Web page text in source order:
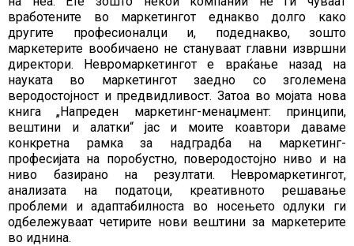
вработените во маркетингот еднакво долго како
другите професионалци и, подеднакво, зошто
маркетерите вообичаено не стануваат главни извршни
директори. Невромаркетингот е враќање назад на
науката во маркетингот заедно со зголемена
веродостојност и предвидливост. Затоа во мојата нова
книга „Напреден маркетинг-менаџмент: принципи,
вештини и алатки“ јас и моите коавтори даваме
конкретна рамка за надградба на маркетинг-
професијата на поробустно, поверодостојно ниво и на
ниво базирано на резултати. Невромаркетингот,
анализата на податоци, креативното решавање
проблеми и адаптабилноста во носењето одлуки ги
одбележуваат четирите нови вештини за маркетерите
во иднина.